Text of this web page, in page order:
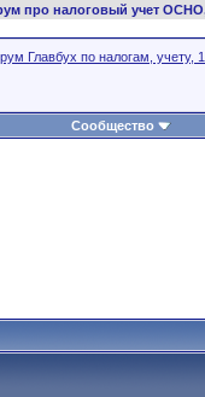
про налоговый учет
Главбух по налогам, учету,
Сообщество